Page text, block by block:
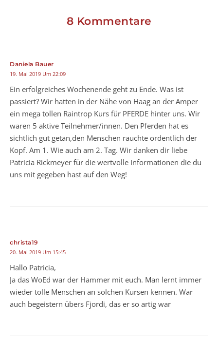
8 Kommentare
Daniela Bauer
19. Mai 2019 Um 22:09
Ein erfolgreiches Wochenende geht zu Ende. Was ist
passiert? Wir hatten in der Nähe von Haag an der Amper
ein mega tollen Raintrop Kurs für PFERDE hinter uns. Wir
waren 5 aktive Teilnehmer/innen. Den Pferden hat es
sichtlich gut getan,den Menschen rauchte ordentlich der
Kopf. Am 1. Wie auch am 2. Tag. Wir danken dir liebe
Patricia Rickmeyer für die wertvolle Informationen die du
uns mit gegeben hast auf den Weg!
christa19
20. Mai 2019 Um 15:45
Hallo Patricia,
Ja das WoEd war der Hammer mit euch. Man lernt immer
wieder tolle Menschen an solchen Kursen kennen. War
auch begeistern übers Fjordi, das er so artig war